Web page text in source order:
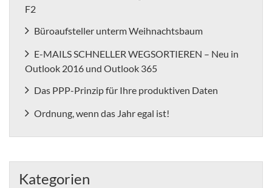
F2
Büroaufsteller unterm Weihnachtsbaum
E-MAILS SCHNELLER WEGSORTIEREN – Neu in
Outlook 2016 und Outlook 365
Das PPP-Prinzip für Ihre produktiven Daten
Ordnung, wenn das Jahr egal ist!
Kategorien